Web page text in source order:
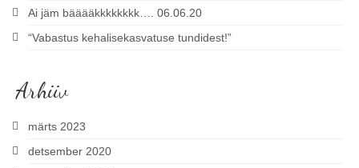
Ai jäm bääääkkkkkkkk…. 06.06.20
“Vabastus kehalisekasvatuse tundidest!”
Arhiiv
märts 2023
detsember 2020